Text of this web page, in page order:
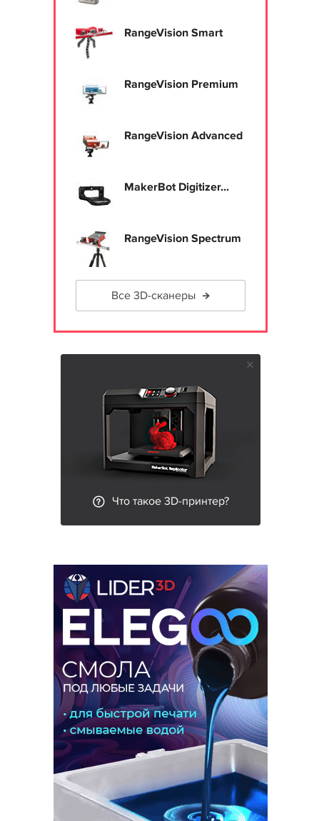
RangeVision Smart
RangeVision Premium
RangeVision Advanced
MakerBot Digitizer...
RangeVision Spectrum
Все 3D-сканеры
Что такое 3D-принтер?